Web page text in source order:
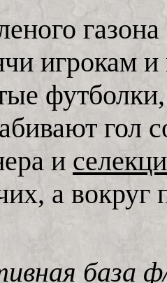
игрокам
гол
и
а вокруг
база